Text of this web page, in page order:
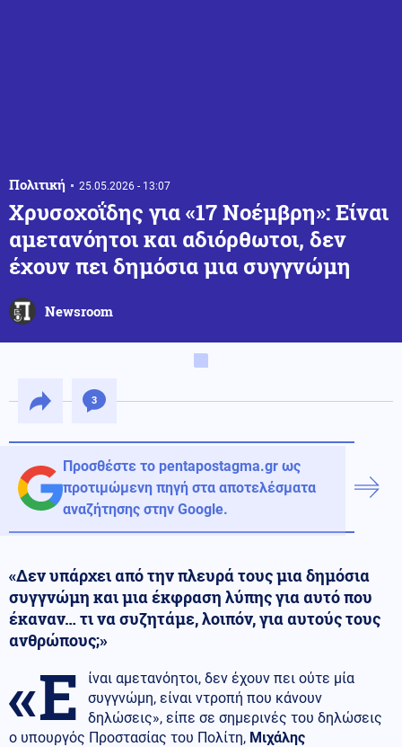
Πολιτική 25.05.2026 - 13:07
Χρυσοχοΐδης για «17 Νοέμβρη»: Είναι
αμετανόητοι και αδιόρθωτοι, δεν
έχουν πει δημόσια μια συγγνώμη
Newsroom
3
Προσθέστε το pentapostagma.gr ως
προτιμώμενη πηγή στα αποτελέσματα
αναζήτησης στην Google.
«Δεν υπάρχει από την πλευρά τους μια δημόσια
συγγνώμη και μια έκφραση λύπης για αυτό που
έκαναν… τι να συζητάμε, λοιπόν, για αυτούς τους
ανθρώπους;»
«Ε
ίναι αμετανόητοι, δεν έχουν πει ούτε μία
συγγνώμη, είναι ντροπή που κάνουν
δηλώσεις», είπε σε σημερινές του δηλώσεις
ο υπουργός Προστασίας του Πολίτη, Μιχάλης